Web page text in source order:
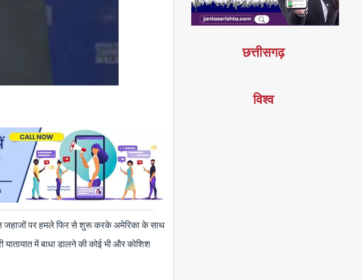
जहाजों पर हमले फिर से शुरू करके अमेरिका के साथ
यातायात में बाधा डालने की कोई भी और कोशिश
छत्तीसगढ़
विश्व